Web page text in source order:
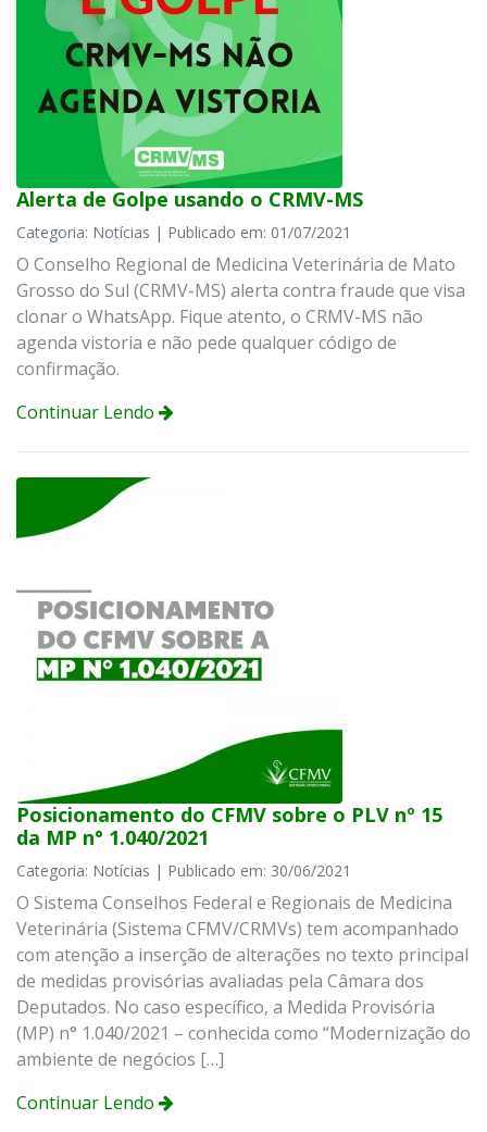
Alerta de Golpe usando o CRMV-MS
Categoria: Notícias | Publicado em: 01/07/2021
O Conselho Regional de Medicina Veterinária de Mato
Grosso do Sul (CRMV-MS) alerta contra fraude que visa
clonar o WhatsApp. Fique atento, o CRMV-MS não
agenda vistoria e não pede qualquer código de
confirmação.
Continuar Lendo
Posicionamento do CFMV sobre o PLV nº 15
da MP n° 1.040/2021
Categoria: Notícias | Publicado em: 30/06/2021
O Sistema Conselhos Federal e Regionais de Medicina
Veterinária (Sistema CFMV/CRMVs) tem acompanhado
com atenção a inserção de alterações no texto principal
de medidas provisórias avaliadas pela Câmara dos
Deputados. No caso específico, a Medida Provisória
(MP) n° 1.040/2021 – conhecida como “Modernização do
ambiente de negócios […]
Continuar Lendo